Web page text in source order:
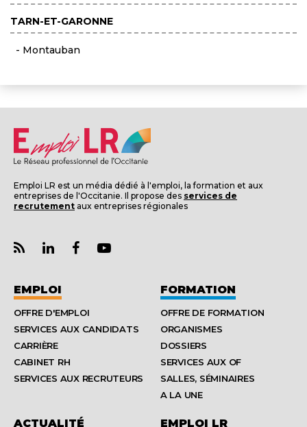
TARN-ET-GARONNE
- Montauban
Emploi LR est un média dédié à l'emploi, la formation et aux
entreprises de l'Occitanie. Il propose des services de
recrutement aux entreprises régionales
EMPLOI
OFFRE D'EMPLOI
SERVICES AUX CANDIDATS
CARRIÈRE
CABINET RH
SERVICES AUX RECRUTEURS
FORMATION
OFFRE DE FORMATION
ORGANISMES
DOSSIERS
SERVICES AUX OF
SALLES, SÉMINAIRES
A LA UNE
ACTUALITÉ EMPLOI LR